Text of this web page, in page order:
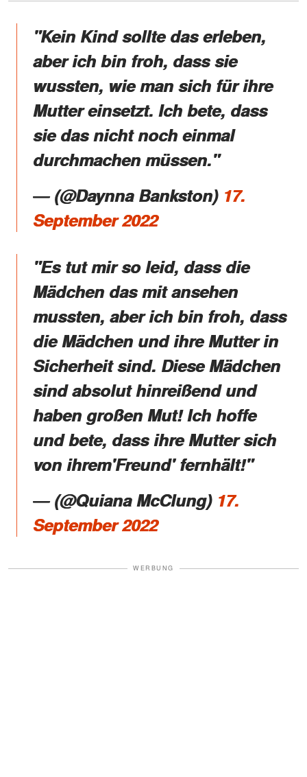
"Kein Kind sollte das erleben,
aber ich bin froh, dass sie
wussten, wie man sich für ihre
Mutter einsetzt. Ich bete, dass
sie das nicht noch einmal
durchmachen müssen."
― (@Daynna Bankston) 17.
September 2022
"Es tut mir so leid, dass die
Mädchen das mit ansehen
mussten, aber ich bin froh, dass
die Mädchen und ihre Mutter in
Sicherheit sind. Diese Mädchen
sind absolut hinreißend und
haben großen Mut! Ich hoffe
und bete, dass ihre Mutter sich
von ihrem'Freund' fernhält!"
― (@Quiana McClung) 17.
September 2022
WERBUNG